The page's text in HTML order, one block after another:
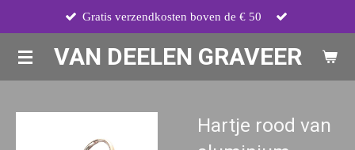
naar
de
VAN DEELEN GRAVEER
Gratis verzendkosten boven de € 50
Hartje rood van